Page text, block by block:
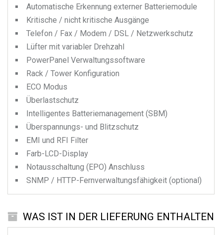
Automatische Erkennung externer Batteriemodule
Kritische / nicht kritische Ausgänge
Telefon / Fax / Modem / DSL / Netzwerkschutz
Lüfter mit variabler Drehzahl
PowerPanel Verwaltungssoftware
Rack / Tower Konfiguration
ECO Modus
Überlastschutz
Intelligentes Batteriemanagement (SBM)
Überspannungs- und Blitzschutz
EMI und RFI Filter
Farb-LCD-Display
Notausschaltung (EPO) Anschluss
SNMP / HTTP-Fernverwaltungsfähigkeit (optional)
WAS IST IN DER LIEFERUNG ENTHALTEN